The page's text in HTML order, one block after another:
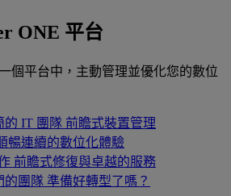
ONE 平台
個平台中，主動管理並優化您的數位
的 IT 團隊 前瞻式裝置管理
暢連續的數位化體驗
前瞻式修復與卓越的服務
的團隊 準備好轉型了嗎？